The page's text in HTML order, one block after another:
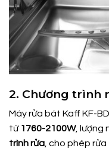
2. Chương trình
Máy rửa bát Kaff KF-
từ 1760-2100W, lượng
trình rửa, cho phép rửa